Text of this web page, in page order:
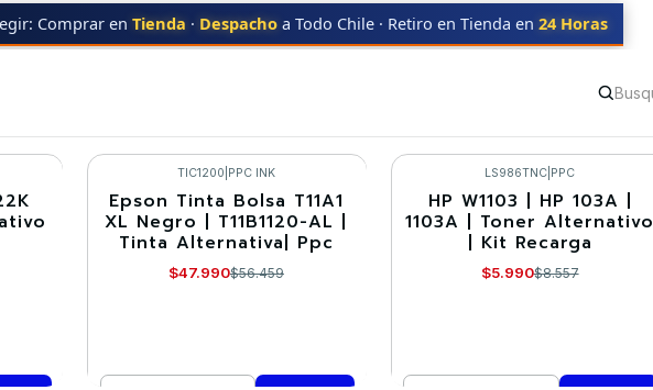
Comprar en Tienda · Despacho a Todo Chile · Retiro en Tienda en 24 Horas
WEBGOLD 40 en TodoToner
-15%
TIC1200 PPC INK
Epson Tinta Bolsa T11A1
XL Negro | T11B1120-AL |
Tinta Alternativa| Ppc
$47.990$56.459
-30%
LS986TNC PPC
HP W1103 | HP 103A |
1103A | Toner Alternativo
| Kit Recarga
$5.990$8.557